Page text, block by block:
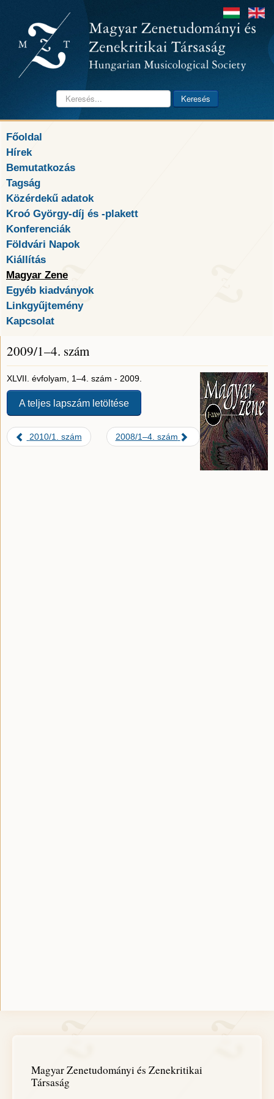
Keresés... Keresés
Főoldal
Hírek
Bemutatkozás
Tagság
Közérdekű adatok
Kroó György-díj és -plakett
Konferenciák
Földvári Napok
Kiállítás
Magyar Zene
Egyéb kiadványok
Linkgyűjtemény
Kapcsolat
2009/1–4. szám
XLVII. évfolyam, 1–4. szám - 2009.
A teljes lapszám letöltése
2010/1. szám 2008/1–4. szám
Magyar Zenetudományi és Zenekritikai
Társaság